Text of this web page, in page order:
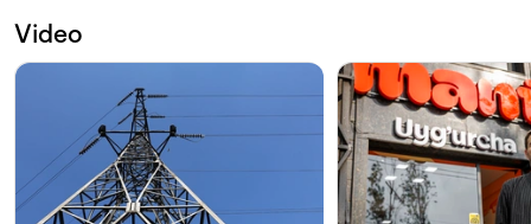
Video